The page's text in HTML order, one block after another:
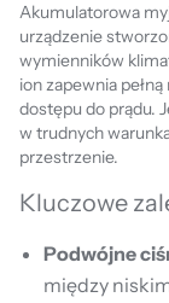
Akumulatorowa
urządzenie
wymienników
ion zapewnia
dostępu do prądu.
w trudnych
przestrzenie.
Kluczowe
Podwójne
między